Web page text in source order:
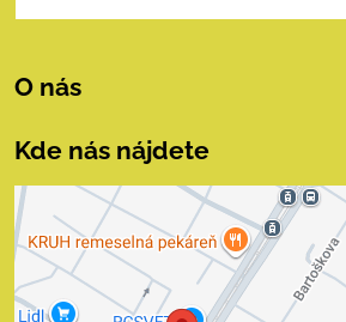
O nás
Kde nás nájdete
Externý obsah je
blokovaný Voľbami
súkromia